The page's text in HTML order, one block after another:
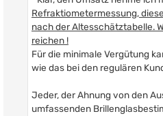
Refraktiometermessung,
nach der Altesschätztabelle.
reichen !
Für die minimale Vergütung
wie das bei den regulären
Jeder, der Ahnung von den
umfassenden